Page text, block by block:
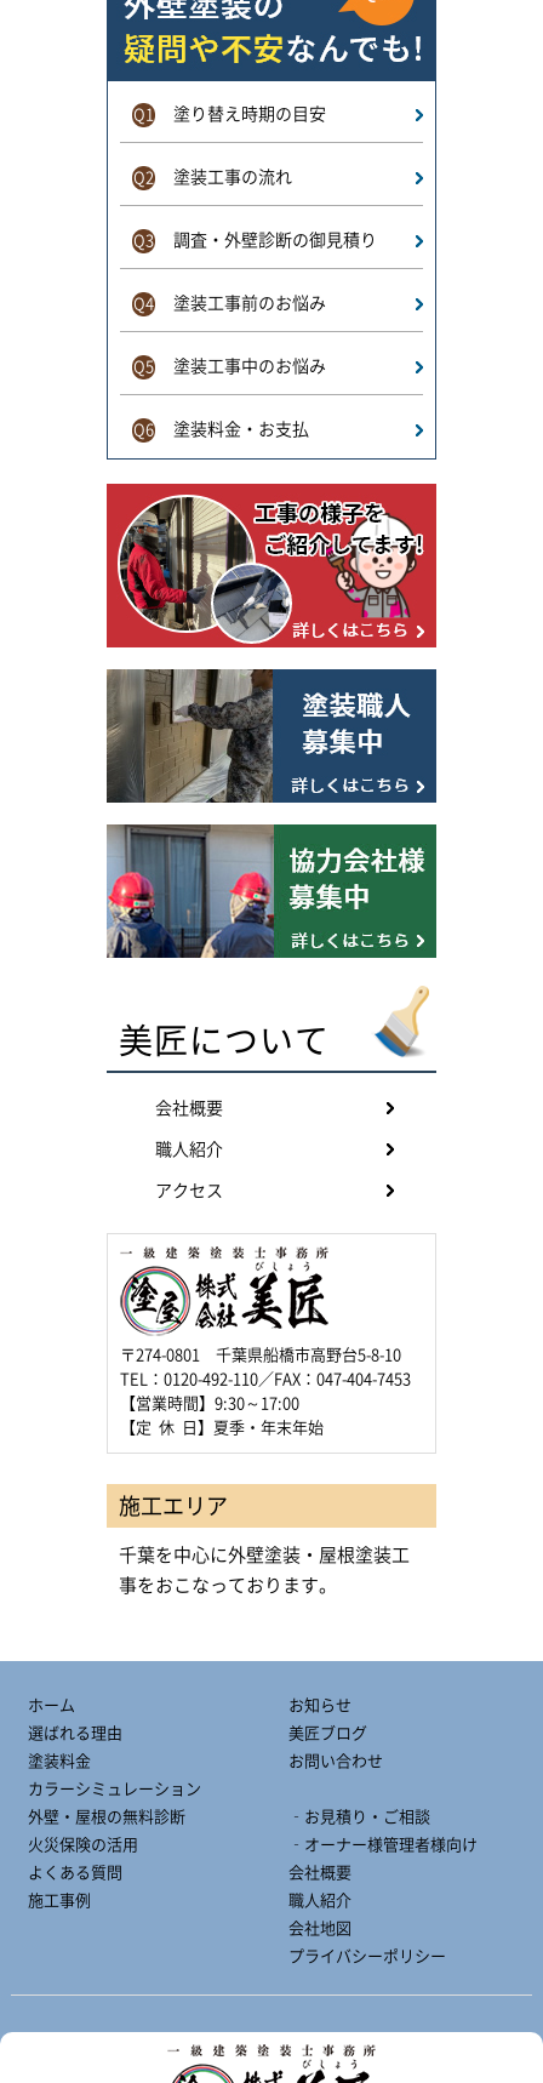
Q1 塗り替え時期の目安
Q2 塗装工事の流れ
Q3 調査・外壁診断の御見積り
Q4 塗装工事前のお悩み
Q5 塗装工事中のお悩み
Q6 塗装料金・お支払
美匠について
会社概要
職人紹介
アクセス
〒274-0801 千葉県船橋市高野台5-8-10
TEL：0120-492-110／FAX：047-404-7453
【営業時間】9:30～17:00
【定 休 日】夏季・年末年始
施工エリア
千葉を中心に外壁塗装・屋根塗装工
事をおこなっております。
ホーム
選ばれる理由
塗装料金
カラーシミュレーション
外壁・屋根の無料診断
火災保険の活用
よくある質問
施工事例
お知らせ
美匠ブログ
お問い合わせ
‐お見積り・ご相談
‐オーナー様管理者様向け
会社概要
職人紹介
会社地図
プライバシーポリシー